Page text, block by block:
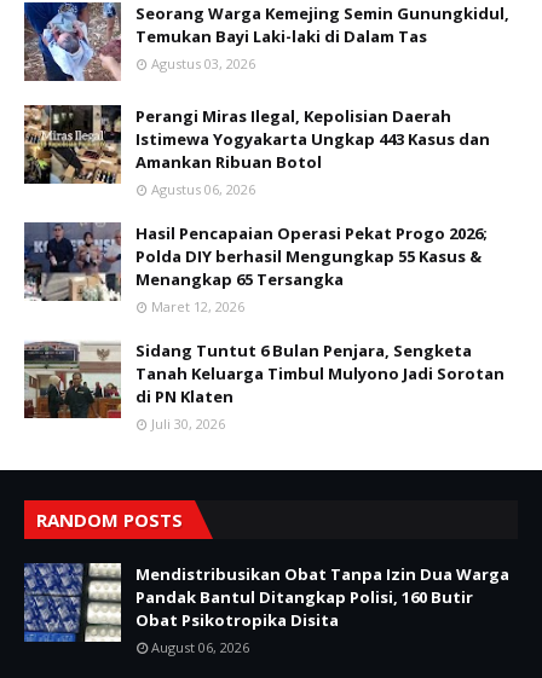
Seorang Warga Kemejing Semin Gunungkidul,
Temukan Bayi Laki-laki di Dalam Tas
Agustus 03, 2026
Perangi Miras Ilegal, Kepolisian Daerah
Istimewa Yogyakarta Ungkap 443 Kasus dan
Amankan Ribuan Botol
Agustus 06, 2026
Hasil Pencapaian Operasi Pekat Progo 2026;
Polda DIY berhasil Mengungkap 55 Kasus &
Menangkap 65 Tersangka
Maret 12, 2026
Sidang Tuntut 6 Bulan Penjara, Sengketa
Tanah Keluarga Timbul Mulyono Jadi Sorotan
di PN Klaten
Juli 30, 2026
RANDOM POSTS
Mendistribusikan Obat Tanpa Izin Dua Warga
Pandak Bantul Ditangkap Polisi, 160 Butir
Obat Psikotropika Disita
August 06, 2026